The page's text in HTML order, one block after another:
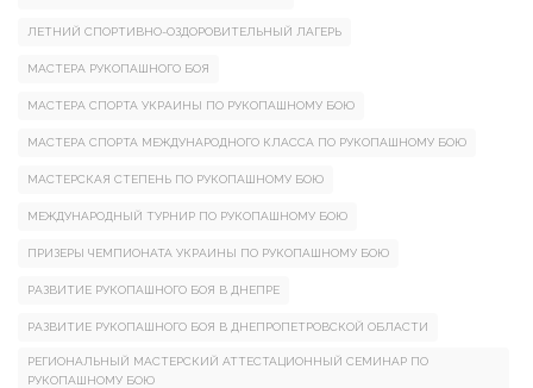
ЛЕТНИЙ СПОРТИВНО-ОЗДОРОВИТЕЛЬНЫЙ ЛАГЕРЬ
МАСТЕРА РУКОПАШНОГО БОЯ
МАСТЕРА СПОРТА УКРАИНЫ ПО РУКОПАШНОМУ БОЮ
МАСТЕРА СПОРТА МЕЖДУНАРОДНОГО КЛАССА ПО РУКОПАШНОМУ БОЮ
МАСТЕРСКАЯ СТЕПЕНЬ ПО РУКОПАШНОМУ БОЮ
МЕЖДУНАРОДНЫЙ ТУРНИР ПО РУКОПАШНОМУ БОЮ
ПРИЗЕРЫ ЧЕМПИОНАТА УКРАИНЫ ПО РУКОПАШНОМУ БОЮ
РАЗВИТИЕ РУКОПАШНОГО БОЯ В ДНЕПРЕ
РАЗВИТИЕ РУКОПАШНОГО БОЯ В ДНЕПРОПЕТРОВСКОЙ ОБЛАСТИ
РЕГИОНАЛЬНЫЙ МАСТЕРСКИЙ АТТЕСТАЦИОННЫЙ СЕМИНАР ПО
РУКОПАШНОМУ БОЮ